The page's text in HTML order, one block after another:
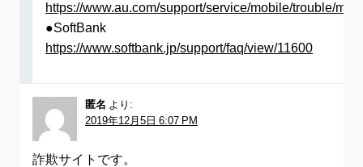
https://www.au.com/support/service/mobile/trouble/
●SoftBank
https://www.softbank.jp/support/faq/view/11600
匿名 より:
2019年12月5日 6:07 PM
詐欺サイトです。